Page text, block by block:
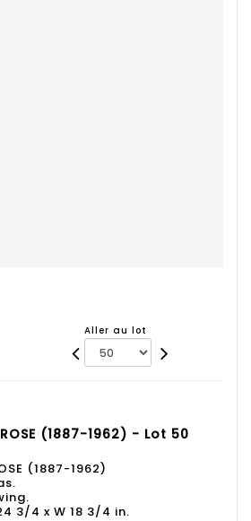
Aller au lot
ROSE (1887-1962) - Lot 50
(1887-1962)
3/4 x W 18 3/4 in.